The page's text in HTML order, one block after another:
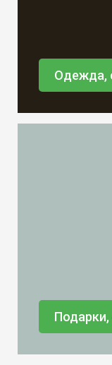
Одежда,